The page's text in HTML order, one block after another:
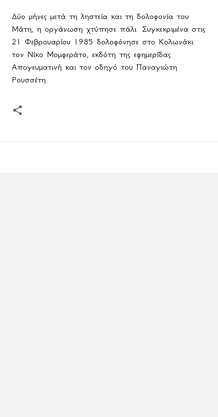
Δύο μήνες μετά τη ληστεία και τη δολοφονία του
Μάτη, η οργάνωση χτύπησε πάλι. Συγκεκριμένα στις
21 Φεβρουαρίου 1985 δολοφόνησε στο Κολωνάκι
τον Νίκο Μομφεράτο, εκδότη της εφημερίδας
Απογευματινή και τον οδηγό του Παναγιώτη
Ρουσσέτη.